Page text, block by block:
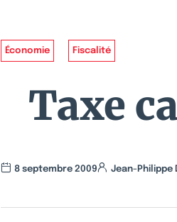
Économie Fiscalité
Taxe
8 septembre 2009 Jean-Philippe